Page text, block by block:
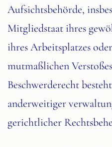
Aufsichtsbehörde,
Mitgliedstaat ihres
ihres Arbeitsplatzes
mutmaßlichen
Beschwerderecht
anderweitiger
gerichtlicher